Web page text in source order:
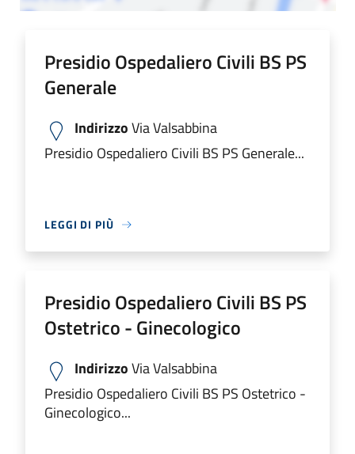
Presidio Ospedaliero Civili BS PS
Generale
IndirizzoVia Valsabbina
Presidio Ospedaliero Civili BS PS Generale...
LEGGI DI PIÙ
Presidio Ospedaliero Civili BS PS
Ostetrico - Ginecologico
IndirizzoVia Valsabbina
Presidio Ospedaliero Civili BS PS Ostetrico -
Ginecologico...